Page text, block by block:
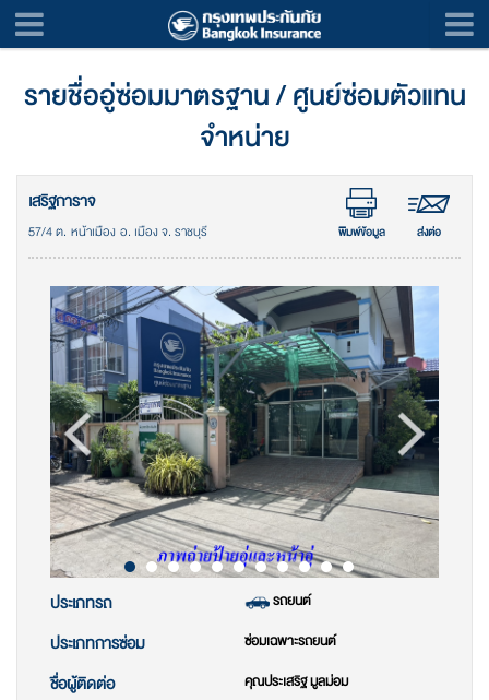
รายชื่ออู่ซ่อมมาตรฐาน / ศูนย์ซ่อมตัวแทน
จำหน่าย
เสริฐการาจ
57/4 ต. หน้าเมือง อ. เมือง จ. ราชบุรี พิมพ์ข้อมูล ส่งต่อ
ประเภทรถ รถยนต์
ประเภทการซ่อม ซ่อมเฉพาะรถยนต์
ชื่อผู้ติดต่อ คุณประเสริฐ มูลม่อม